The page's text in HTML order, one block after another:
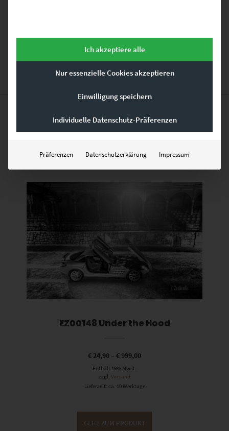
Ähnliche Produkte
EZ00148 Under the Hood
€ 24,90 –€ 999,00
Enthält 19% Mwst.
zzgl. Versand
Lieferzeit: ca. 10 Werktage
GEHE ZUM PRODUKT
Ich akzeptiere alle
Nur essenzielle Cookies akzeptieren
Einwilligung speichern
Individuelle Datenschutz-Präferenzen
Präferenzen Datenschutzerklärung Impressum